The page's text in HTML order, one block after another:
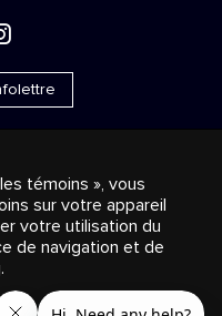
& distribution
Radio
settings
Tous droits réservés.
et les autres
témoins », vous
sur votre appareil
votre utilisation du
de navigation et de